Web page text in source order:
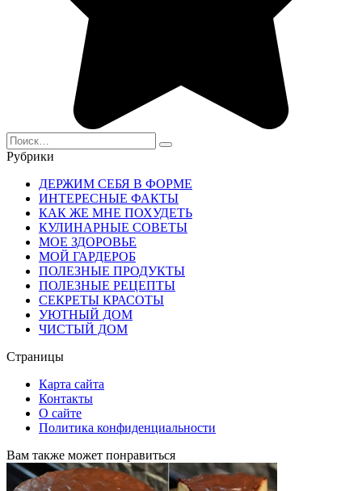
Search
for:
Рубрики
ДЕРЖИМ СЕБЯ В ФОРМЕ
ИНТЕРЕСНЫЕ ФАКТЫ
КАК ЖЕ МНЕ ПОХУДЕТЬ
КУЛИНАРНЫЕ СОВЕТЫ
МОЕ ЗДОРОВЬЕ
МОЙ ГАРДЕРОБ
ПОЛЕЗНЫЕ ПРОДУКТЫ
ПОЛЕЗНЫЕ РЕЦЕПТЫ
СЕКРЕТЫ КРАСОТЫ
УЮТНЫЙ ДОМ
ЧИСТЫЙ ДОМ
Страницы
Карта сайта
Контакты
О сайте
Политика конфиденциальности
Вам также может понравиться